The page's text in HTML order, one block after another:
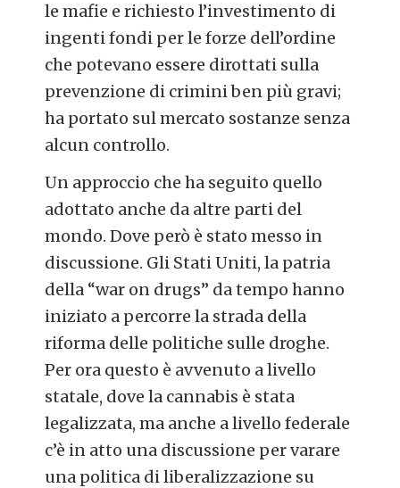
le mafie e richiesto l’investimento di
ingenti fondi per le forze dell’ordine
che potevano essere dirottati sulla
prevenzione di crimini ben più gravi;
ha portato sul mercato sostanze senza
alcun controllo.
Un approccio che ha seguito quello
adottato anche da altre parti del
mondo. Dove però è stato messo in
discussione. Gli Stati Uniti, la patria
della “war on drugs” da tempo hanno
iniziato a percorre la strada della
riforma delle politiche sulle droghe.
Per ora questo è avvenuto a livello
statale, dove la cannabis è stata
legalizzata, ma anche a livello federale
c’è in atto una discussione per varare
una politica di liberalizzazione su